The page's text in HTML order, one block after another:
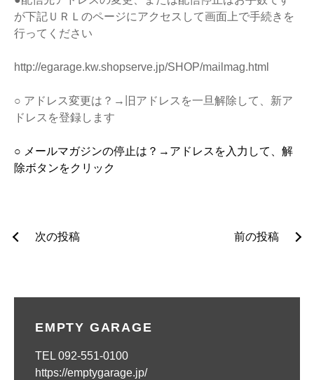
が下記ＵＲＬのページにアクセスして画面上で手続きを
行ってください
http://egarage.kw.shopserve.jp/SHOP/mailmag.html
○ アドレス変更は？→旧アドレスを一旦解除して、新ア
ドレスを登録します
○ メールマガジンの停止は？→アドレスを入力して、解
除ボタンをクリック
投
前の投稿
次の投稿
EMPTY GARAGE
TEL 092-551-0100
https://emptygarage.jp/